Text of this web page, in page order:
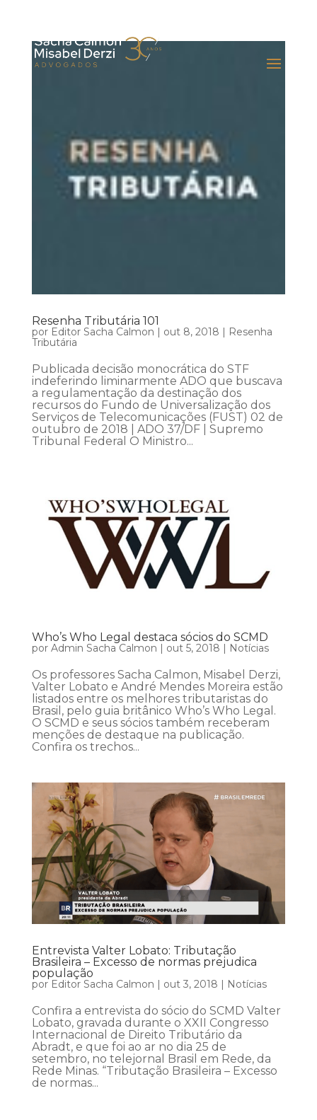
Resenha Tributária 101
por Editor Sacha Calmon out 8, 2018
Resenha
Tributária
Publicada decisão monocrática do STF
indeferindo liminarmente ADO que buscava
a regulamentação da destinação dos
recursos do Fundo de Universalização dos
Serviços de Telecomunicações (FUST) 02 de
outubro de 2018 | ADO 37/DF | Supremo
Tribunal Federal O Ministro...
Who’s Who Legal destaca sócios do SCMD
por Admin Sacha Calmon | out 5, 2018 | Notícias
Os professores Sacha Calmon, Misabel Derzi,
Valter Lobato e André Mendes Moreira estão
listados entre os melhores tributaristas do
Brasil, pelo guia britânico Who’s Who Legal.
O SCMD e seus sócios também receberam
menções de destaque na publicação.
Confira os trechos...
Entrevista Valter Lobato: Tributação
Brasileira – Excesso de normas prejudica
população
por Editor Sacha Calmon | out 3, 2018 | Notícias
Confira a entrevista do sócio do SCMD Valter
Lobato, gravada durante o XXII Congresso
Internacional de Direito Tributário da
Abradt, e que foi ao ar no dia 25 de
setembro, no telejornal Brasil em Rede, da
Rede Minas. “Tributação Brasileira – Excesso
de normas...